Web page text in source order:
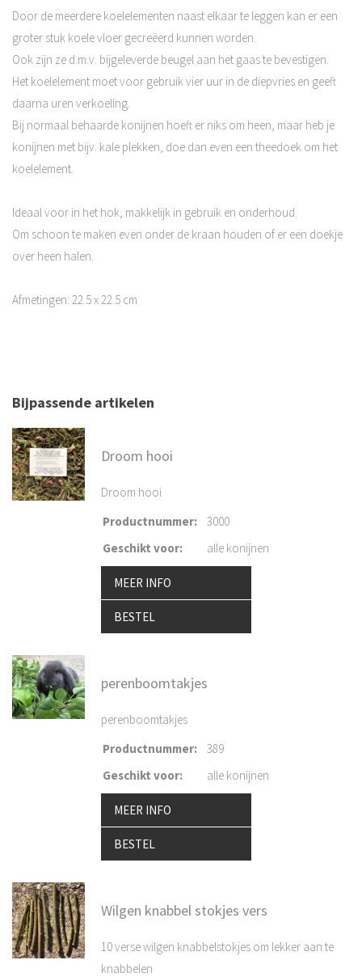
Door de meerdere koelelementen naast elkaar te leggen kan er een
groter stuk koele vloer gecreëerd kunnen worden.
Ook zijn ze d.m.v. bijgeleverde beugel aan het gaas te bevestigen.
Het koelelement moet voor gebruik vier uur in de diepvries en geeft
daarna uren verkoeling.
Bij normaal behaarde konijnen hoeft er niks om heen, maar heb je
konijnen met bijv. kale plekken, doe dan even een theedoek om het
koelelement.
Ideaal voor in het hok, makkelijk in gebruik en onderhoud.
Om schoon te maken even onder de kraan houden of er een doekje
over heen halen.
Afmetingen: 22.5 x 22.5 cm
Bijpassende artikelen
Droom hooi
Droom hooi
Productnummer:
3000
Geschikt voor: alle konijnen
MEER INFO
BESTEL
perenboomtakjes
perenboomtakjes
Productnummer:
389
Geschikt voor: alle konijnen
MEER INFO
BESTEL
Wilgen knabbel stokjes vers
10 verse wilgen knabbelstokjes om lekker aan te
knabbelen